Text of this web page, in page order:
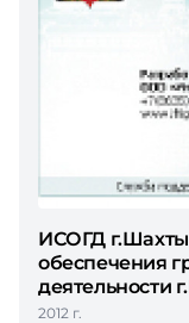
ИСОГД
обеспечения
деятельности
2012 г.